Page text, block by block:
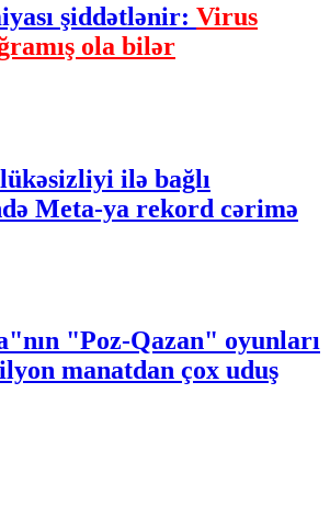
şiddətlənir: Virus
ola bilər
ilə bağlı
Meta-ya rekord cərimə
"Poz-Qazan" oyunları
manatdan çox uduş